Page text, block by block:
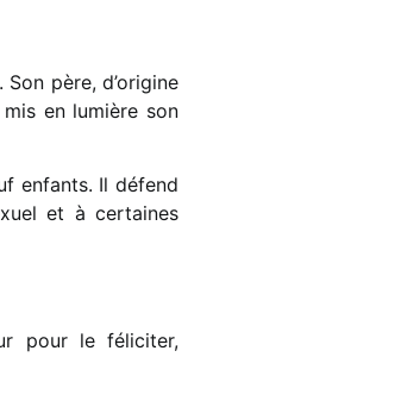
père, d’origine
en lumière son
enfants. Il défend
et à certaines
pour le féliciter,